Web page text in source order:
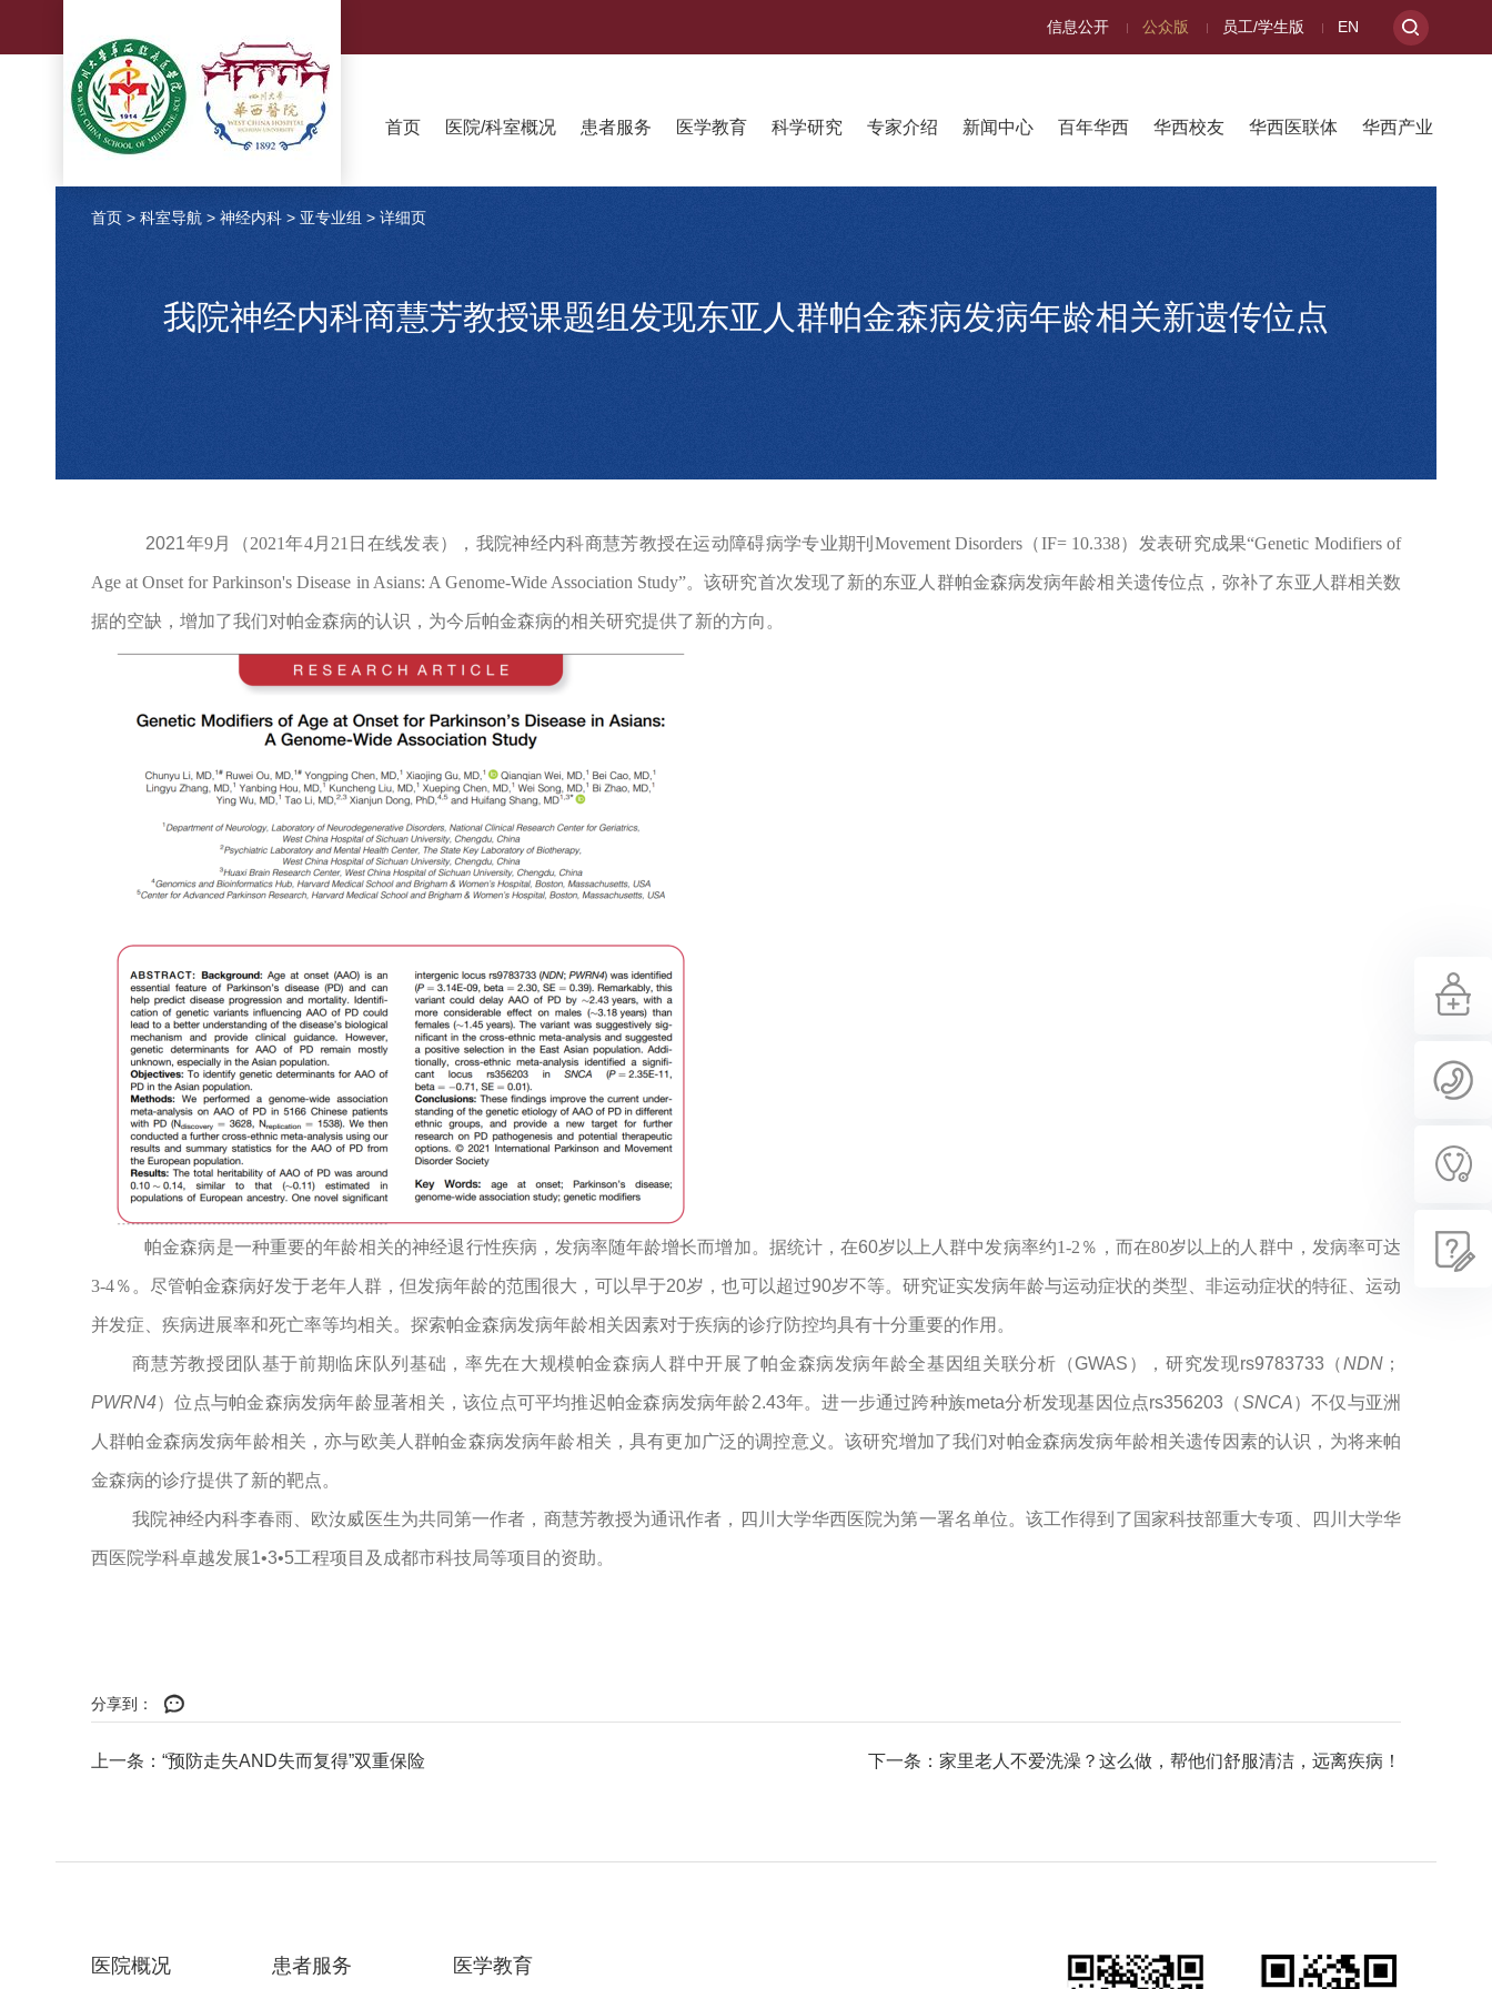
信息公开 公众版 员工/学生版 EN
首页 医院/科室概况 患者服务 医学教育 科学研究 专家介绍 新闻中心 百年华西 华西校友 华西医联体 华西产业
首页 > 科室导航 > 神经内科 > 亚专业组 > 详细页
我院神经内科商慧芳教授课题组发现东亚人群帕金森病发病年龄相关新遗传位点
2021年9月（2021年4月 21 日在线发表），我院神经内科商慧芳教授在运动障碍病学专业期刊 Movement Disorders（IF= 10.338）发表研究成果“Genetic Modifiers of
Age at Onset for Parkinson's Disease in Asians: A Genome-Wide Association Study”。该研究首次发现了新的东亚人群帕金森病发病年龄相关遗传位点，弥补了东亚人群相关数
据的空缺，增加了我们对帕金森病的认识，为今后帕金森病的相关研究提供了新的方向。
帕金森病是一种重要的年龄相关的神经退行性疾病，发病率随年龄增长而增加。据统计，在60岁以上人群中发病率约1-2 ％，而在80岁以上的人群中，发病率可达
3-4％。尽管帕金森病好发于老年人群， 但发病年龄的范围很大，可以早于20岁 ，也可以超过90岁不等。研究证实发病年龄与运动症状的类型、 非运动症状的特征 、运动
并发症、 疾病进展率和死亡率等均相关。 探索帕金森病发病年龄相关因素对于疾病的诊疗防控均具有十分重要的作用。
商慧芳教授团队基于前期临床队列基础，率先在大规模帕金森病人群中开展了帕金森病发病年龄全基因组关联分析（GWAS ），研究发现rs9783733 （NDN ；
PWRN4）位点与帕金森病发病年龄显著相关，该位点可平均推迟帕金森病发病年龄2.43年。进一步通过跨种族meta分析发现基因位点rs356203 （SNCA）不仅与亚洲
人群帕金森病发病年龄相关，亦与欧美人群帕金森病发病年龄相关，具有更加广泛的调控意义。该研究增加了我们对帕金森病发病年龄相关遗传因素的认识，为将来帕
金森病的诊疗提供了新的靶点。
我院神经内科李春雨、欧汝威医生为共同第一作者，商慧芳教授为通讯作者，四川大学华西医院为第一署名单位。该工作得到了国家科技部重大专项、四川大学华
西医院学科卓越发展1•3•5工程项目及成都市科技局等项目的资助。
分享到：
上一条：“预防走失AND失而复得”双重保险 下一条：家里老人不爱洗澡？这么做，帮他们舒服清洁，远离疾病！
医院概况 患者服务 医学教育